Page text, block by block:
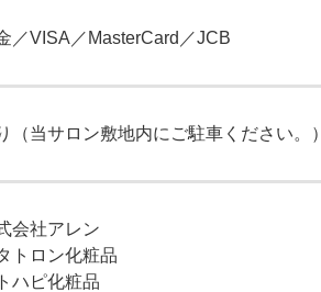
／VISA／MasterCard／JCB
（当サロン敷地内にご駐車ください。）
会社アレン
トロン化粧品
ハピ化粧品